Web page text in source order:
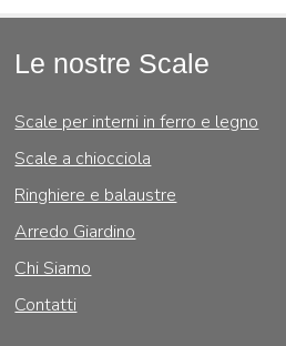
Le nostre Scale
Scale per interni in ferro e legno
Scale a chiocciola
Ringhiere e balaustre
Arredo Giardino
Chi Siamo
Contatti